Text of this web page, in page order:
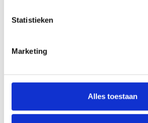
Statistieken
Marketing
Alles toestaan